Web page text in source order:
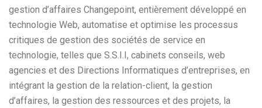
gestion d’affaires Changepoint, entièrement développé en
technologie Web, automatise et optimise les processus
critiques de gestion des sociétés de service en
technologie, telles que S.S.I.I, cabinets conseils, web
agencies et des Directions Informatiques d’entreprises, en
intégrant la gestion de la relation-client, la gestion
d’affaires, la gestion des ressources et des projets, la